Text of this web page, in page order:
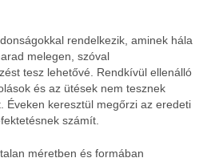
rendelkezik, aminek hála
melegen, szóval
tesz lehetővé. Rendkívül ellenálló
és az ütések nem tesznek
Éveken keresztül megőrzi az eredeti
számít.
méretben és formában